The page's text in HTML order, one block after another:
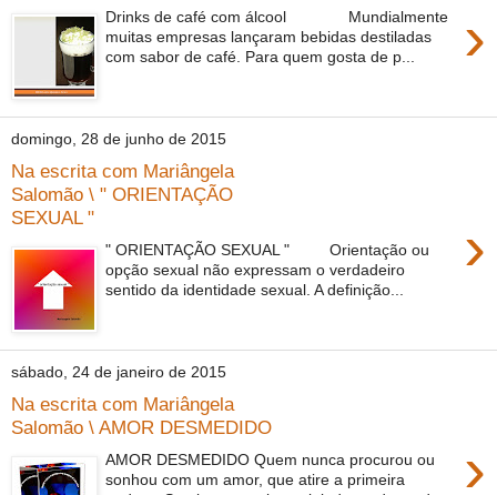
›
Drinks de café com álcool Mundialmente
muitas empresas lançaram bebidas destiladas
com sabor de café. Para quem gosta de p...
domingo, 28 de junho de 2015
Na escrita com Mariângela
Salomão \ " ORIENTAÇÃO
SEXUAL "
›
" ORIENTAÇÃO SEXUAL " Orientação ou
opção sexual não expressam o verdadeiro
sentido da identidade sexual. A definição...
sábado, 24 de janeiro de 2015
Na escrita com Mariângela
Salomão \ AMOR DESMEDIDO
›
AMOR DESMEDIDO Quem nunca procurou ou
sonhou com um amor, que atire a primeira